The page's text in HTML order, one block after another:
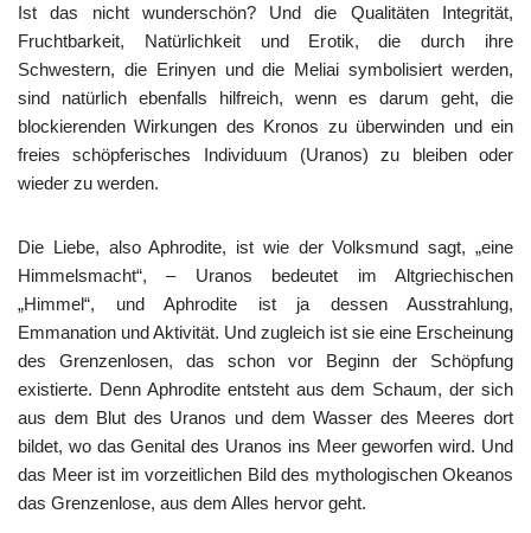
Ist das nicht wunderschön? Und die Qualitäten Integrität,
Fruchtbarkeit, Natürlichkeit und Erotik, die durch ihre
Schwestern, die Erinyen und die Meliai symbolisiert werden,
sind natürlich ebenfalls hilfreich, wenn es darum geht, die
blockierenden Wirkungen des Kronos zu überwinden und ein
freies schöpferisches Individuum (Uranos) zu bleiben oder
wieder zu werden.
Die Liebe, also Aphrodite, ist wie der Volksmund sagt, „eine
Himmelsmacht“, – Uranos bedeutet im Altgriechischen
„Himmel“, und Aphrodite ist ja dessen Ausstrahlung,
Emmanation und Aktivität. Und zugleich ist sie eine Erscheinung
des Grenzenlosen, das schon vor Beginn der Schöpfung
existierte. Denn Aphrodite entsteht aus dem Schaum, der sich
aus dem Blut des Uranos und dem Wasser des Meeres dort
bildet, wo das Genital des Uranos ins Meer geworfen wird. Und
das Meer ist im vorzeitlichen Bild des mythologischen Okeanos
das Grenzenlose, aus dem Alles hervor geht.